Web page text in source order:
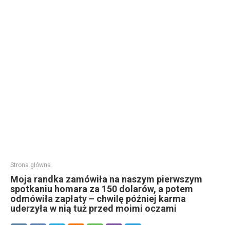
Strona główna
Moja randka zamówiła na naszym pierwszym
spotkaniu homara za 150 dolarów, a potem
odmówiła zapłaty – chwilę później karma
uderzyła w nią tuż przed moimi oczami